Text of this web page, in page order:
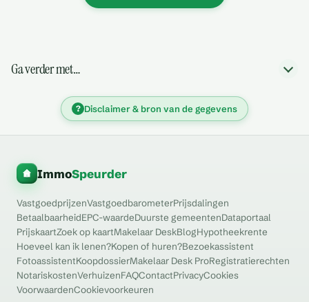
Ga verder met…
? Disclaimer & bron van de gegevens
ImmoSpeurder
VastgoedprijzenVastgoedbarometerPrijsdalingen
BetaalbaarheidEPC-waardeDuurste gemeentenDataportaal
PrijskaartZoek op kaartMakelaar DeskBlogHypotheekrente
Hoeveel kan ik lenen?Kopen of huren?Bezoekassistent
FotoassistentKoopdossierMakelaar Desk ProRegistratierechten
NotariskostenVerhuizenFAQContactPrivacyCookies
VoorwaardenCookievoorkeuren